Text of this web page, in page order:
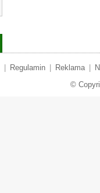
Regulamin Reklama
©